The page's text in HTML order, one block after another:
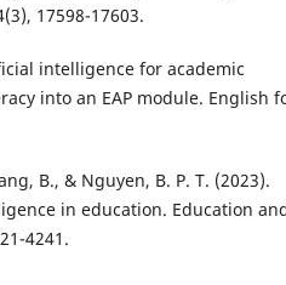
17598-17603.
intelligence for academic
into an EAP module. English
B., & Nguyen, B. P. T. (2023).
in education. Education
4241.